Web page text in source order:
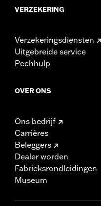
VERZEKERING
Verzekeringsdiensten
Uitgebreide service
Pechhulp
OVER ONS
Ons bedrijf
Carrières
Beleggers
Dealer worden
Fabrieksrondleidingen
Museum